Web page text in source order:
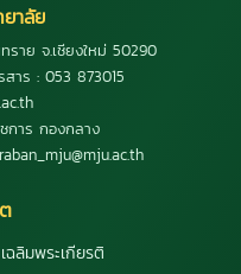
าลัย
าย จ.เชียงใหม่ 50290
าร : 053 873015
การ กองกลาง
ฉลิมพระเกียรติ